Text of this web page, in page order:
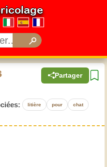
Partager
litière pour chat